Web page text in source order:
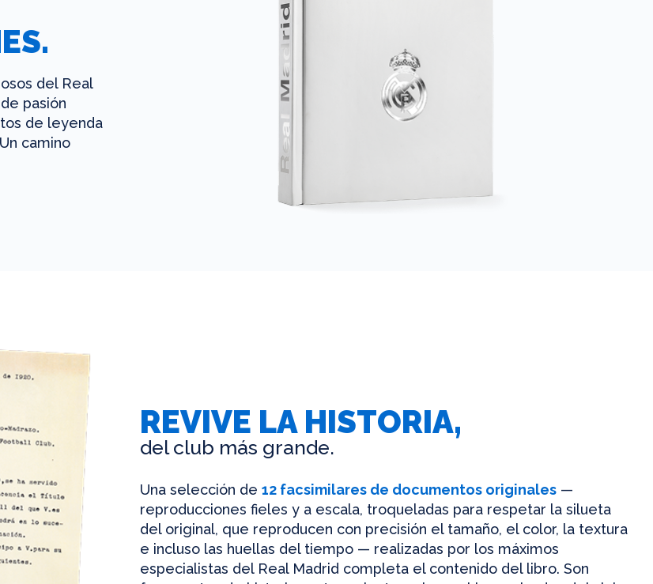
del Real
pasión
de leyenda
camino
REVIVE LA HISTORIA,
del club más grande.
Una selección de 12 facsimilares de documentos originales —
reproducciones fieles y a escala, troqueladas para respetar la silueta
del original, que reproducen con precisión el tamaño, el color, la textura
e incluso las huellas del tiempo — realizadas por los máximos
especialistas del Real Madrid completa el contenido del libro. Son